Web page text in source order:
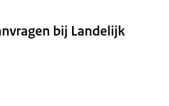
bij Landelijk